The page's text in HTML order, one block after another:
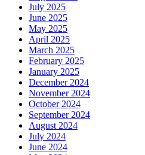
July 2025
June 2025
May 2025
April 2025
March 2025
February 2025
January 2025
December 2024
November 2024
October 2024
September 2024
August 2024
July 2024
June 2024